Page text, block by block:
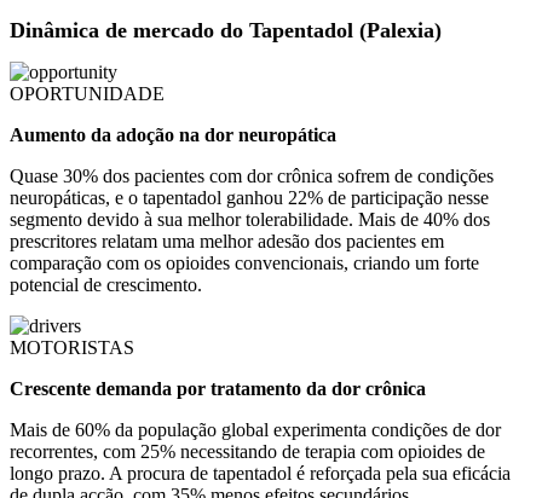
Dinâmica de mercado do Tapentadol (Palexia)
OPORTUNIDADE
Aumento da adoção na dor neuropática
Quase 30% dos pacientes com dor crônica sofrem de condições
neuropáticas, e o tapentadol ganhou 22% de participação nesse
segmento devido à sua melhor tolerabilidade. Mais de 40% dos
prescritores relatam uma melhor adesão dos pacientes em
comparação com os opioides convencionais, criando um forte
potencial de crescimento.
MOTORISTAS
Crescente demanda por tratamento da dor crônica
Mais de 60% da população global experimenta condições de dor
recorrentes, com 25% necessitando de terapia com opioides de
longo prazo. A procura de tapentadol é reforçada pela sua eficácia